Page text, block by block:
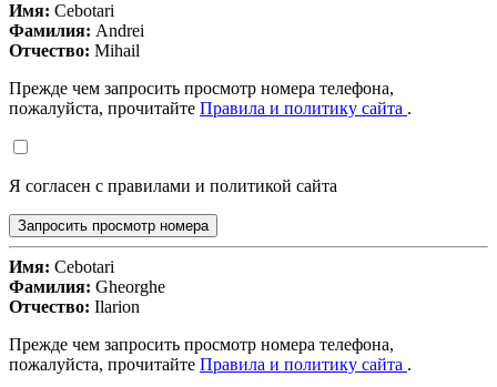
Имя: Cebotari
Фамилия: Andrei
Отчество: Mihail
Прежде чем запросить просмотр номера телефона,
пожалуйста, прочитайте Правила и политику сайта .
Я согласен с правилами и политикой сайта
Запросить просмотр номера
Имя: Cebotari
Фамилия: Gheorghe
Отчество: Ilarion
Прежде чем запросить просмотр номера телефона,
пожалуйста, прочитайте Правила и политику сайта .